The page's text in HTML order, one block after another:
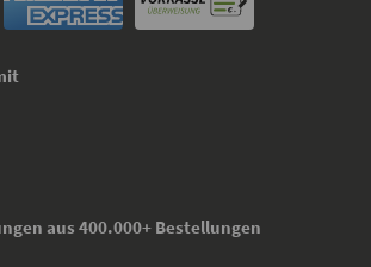
aus 400.000+ Bestellungen